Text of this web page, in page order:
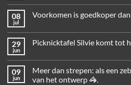
08
jul
Voorkomen is goedkoper
29
jun
Picknicktafel Silvie komt tot
09
jun
Meer dan strepen: als een
van het ontwerp 🦓.